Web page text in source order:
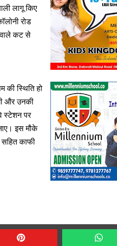
लागू किए
रोड
वाले कट से
की स्थिति हो
और उनकी
स्टेशन पर
इस मौके
सहित काफी